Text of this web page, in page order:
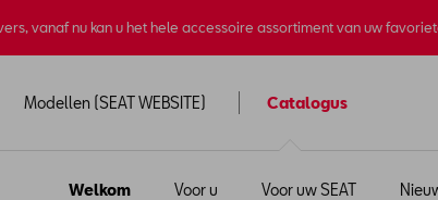
vanaf nu kan u het hele accessoire assortiment van uw
Modellen (SEAT WEBSITE) Catalogus
Welkom Voor u Voor uw SEAT